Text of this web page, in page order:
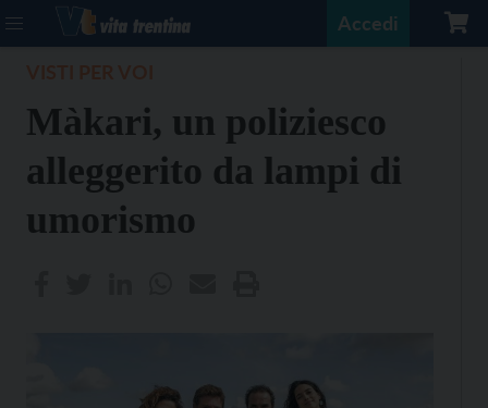
Accedi
Màkari, un poliziesco
alleggerito da lampi di
umorismo